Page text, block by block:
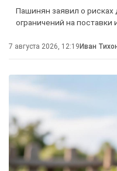
Пашинян заявил о
ограничений на поставки
7 августа 2026, 12:19Иван